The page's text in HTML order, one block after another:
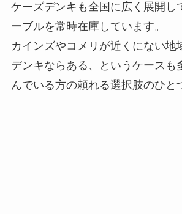
ケーズデンキも全国に広く展開し
ーブルを常時在庫しています。
カインズやコメリが近くにない地
デンキならある、というケースも
んでいる方の頼れる選択肢のひと